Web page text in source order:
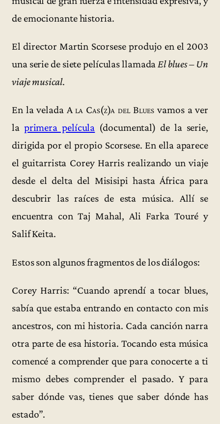
de emocionante historia.
El director Martin Scorsese produjo en el 2003
una serie de siete películas llamadaEl blues – Un
viaje musical.
En la velada A la Cas(z)a del Blues vamos a ver
la primera película (documental) de la serie,
dirigida por el propio Scorsese. En ella aparece
el guitarrista Corey Harris realizando un viaje
desde el delta del Misisipi hasta África para
descubrir las raíces de esta música. Allí se
encuentra con Taj Mahal, Ali Farka Touré y
Salif Keita.
Estos son algunos fragmentos de los diálogos:
Corey Harris: “Cuando aprendí a tocar blues,
sabía que estaba entrando en contacto con mis
ancestros, con mi historia. Cada canción narra
otra parte de esa historia. Tocando esta música
comencé a comprender que para conocerte a ti
mismo debes comprender el pasado. Y para
saber dónde vas, tienes que saber dónde has
estado”.